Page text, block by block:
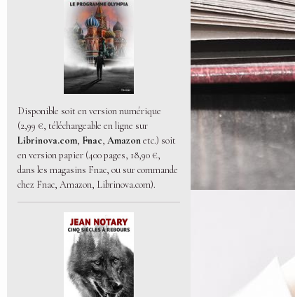
Disponible soit en version numérique
(2,99 €, téléchargeable en ligne sur
Librinova.com, Fnac,Amazonetc.) soit
en version papier (400 pages, 18,90 €,
dans les magasins Fnac, ou sur commande
chez Fnac, Amazon, Librinova.com).